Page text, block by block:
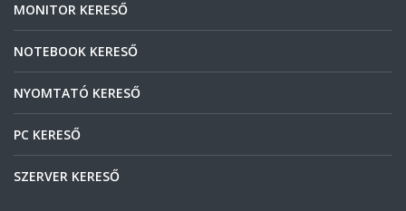
MONITOR KERESŐ
NOTEBOOK KERESŐ
NYOMTATÓ KERESŐ
PC KERESŐ
SZERVER KERESŐ